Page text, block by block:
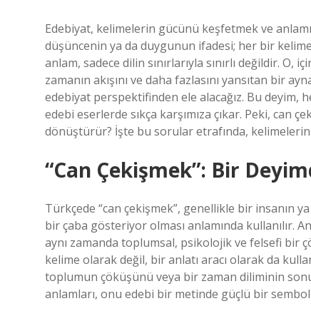
Edebiyat, kelimelerin gücünü keşfetmek ve
düşüncenin ya da duygunun ifadesi; her bir
anlam, sadece dilin sınırlarıyla sınırlı değildir. O,
zamanın akışını ve daha fazlasını yansıtan bir
edebiyat perspektifinden ele alacağız. Bu deyim,
edebi eserlerde sıkça karşımıza çıkar. Peki, can
dönüştürür? İşte bu sorular etrafında, kelimelerin
“Can Çekişmek”: Bir
Türkçede “can çekişmek”, genellikle bir insanın
bir çaba gösteriyor olması anlamında kullanılır.
aynı zamanda toplumsal, psikolojik ve felsefi bir
kelime olarak değil, bir anlatı aracı olarak da
toplumun çöküşünü veya bir zaman diliminin
anlamları, onu edebi bir metinde güçlü bir